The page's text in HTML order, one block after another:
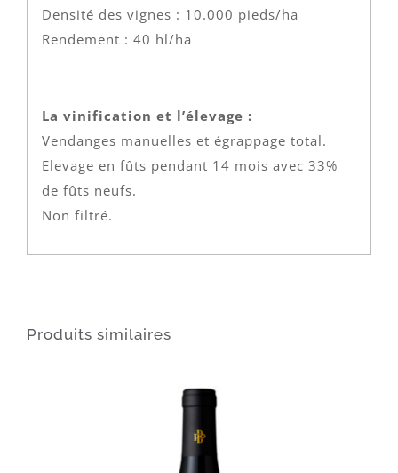
Densité des vignes : 10.000 pieds/ha
Rendement : 40 hl/ha
La vinification et l’élevage :
Vendanges manuelles et égrappage total.
Elevage en fûts pendant 14 mois avec 33%
de fûts neufs.
Non filtré.
Produits similaires